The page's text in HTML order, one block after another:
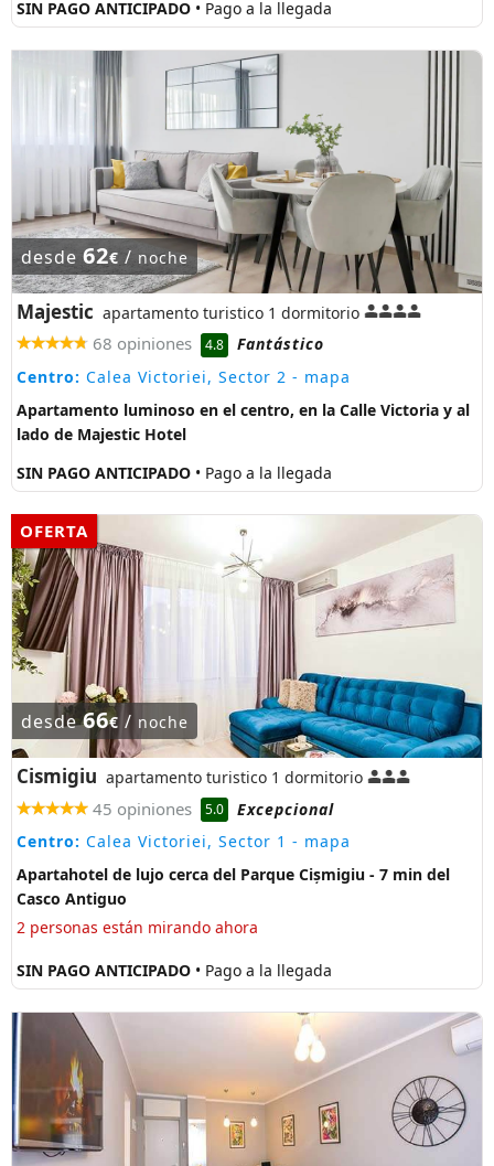
SIN PAGO ANTICIPADO • Pago a la llegada
desde 62€ / noche
Majestic apartamento turistico 1 dormitorio
68 opiniones 4.8
Fantástico
Centro: Calea Victoriei, Sector 2 - mapa
Apartamento luminoso en el centro, en la Calle Victoria y al
lado de Majestic Hotel
SIN PAGO ANTICIPADO • Pago a la llegada
OFERTA
desde66€ / noche
Cismigiu apartamento turistico 1 dormitorio
45 opiniones 5.0
Excepcional
Centro: Calea Victoriei, Sector 1 - mapa
Apartahotel de lujo cerca del Parque Cișmigiu - 7 min del
Casco Antiguo
2 personas están mirando ahora
SIN PAGO ANTICIPADO • Pago a la llegada